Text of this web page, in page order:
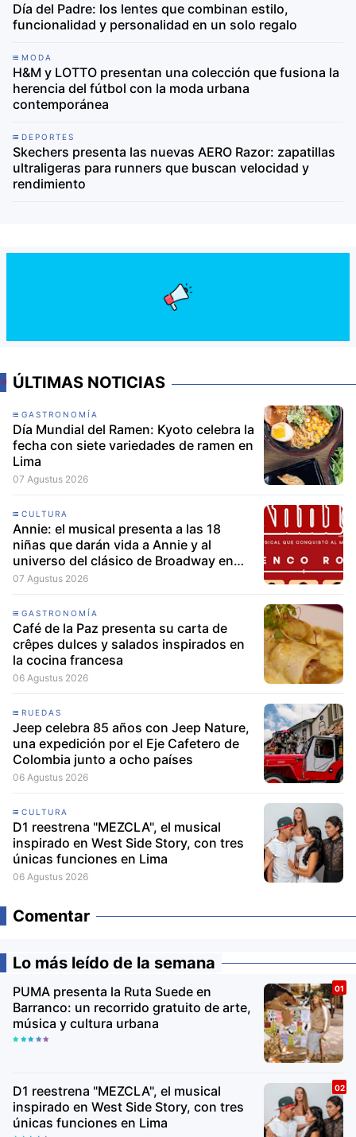
Día del Padre: los lentes que combinan estilo,
funcionalidad y personalidad en un solo regalo
MODA
H&M y LOTTO presentan una colección que fusiona la
herencia del fútbol con la moda urbana
contemporánea
DEPORTES
Skechers presenta las nuevas AERO Razor: zapatillas
ultraligeras para runners que buscan velocidad y
rendimiento
ÚLTIMAS NOTICIAS
GASTRONOMÍA
Día Mundial del Ramen: Kyoto celebra la
fecha con siete variedades de ramen en
Lima
07 Agustus 2026
CULTURA
Annie: el musical presenta a las 18
niñas que darán vida a Annie y al
universo del clásico de Broadway en
Lima
07 Agustus 2026
GASTRONOMÍA
Café de la Paz presenta su carta de
crêpes dulces y salados inspirados en
la cocina francesa
06 Agustus 2026
RUEDAS
Jeep celebra 85 años con Jeep Nature,
una expedición por el Eje Cafetero de
Colombia junto a ocho países
06 Agustus 2026
CULTURA
D1 reestrena "MEZCLA", el musical
inspirado en West Side Story, con tres
únicas funciones en Lima
06 Agustus 2026
Comentar
Lo más leído de la semana
PUMA presenta la Ruta Suede en
Barranco: un recorrido gratuito de arte,
música y cultura urbana
D1 reestrena "MEZCLA", el musical
inspirado en West Side Story, con tres
únicas funciones en Lima